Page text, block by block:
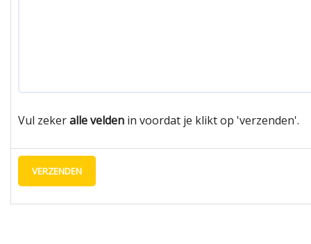
Vul zekeralle velden in voordat je klikt op 'verzenden'.